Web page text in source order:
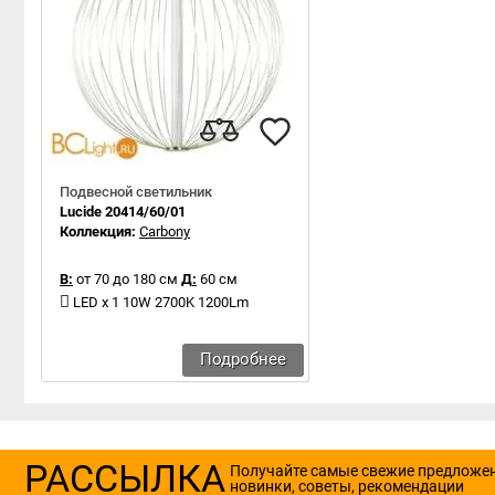
Подвесной светильник
Lucide 20414/60/01
Коллекция: Carbony
В: от 70 до 180 см Д: 60 см
LED x 1 10W 2700K 1200Lm
Подробнее
РАССЫЛКА Получайте самые свежие
новинки, советы, рекомендации